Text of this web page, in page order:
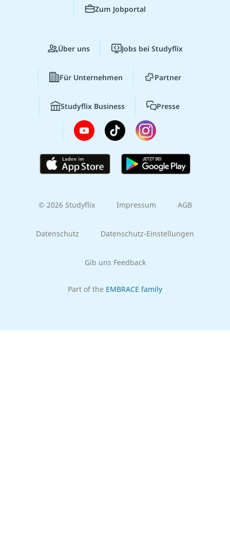
Zum Jobportal
Über uns Jobs bei Studyflix
Für Unternehmen Partner
Studyflix Business Presse
© 2026 Studyflix Impressum AGB
Datenschutz Datenschutz-Einstellungen
Gib uns Feedback
Part of the EMBRACE family